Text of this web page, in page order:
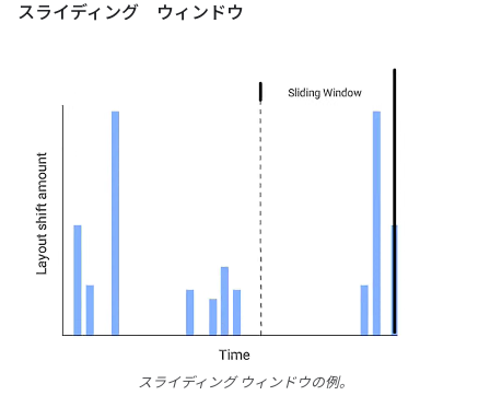
スライディング ウィンドウ
スライディング ウィンドウの例。